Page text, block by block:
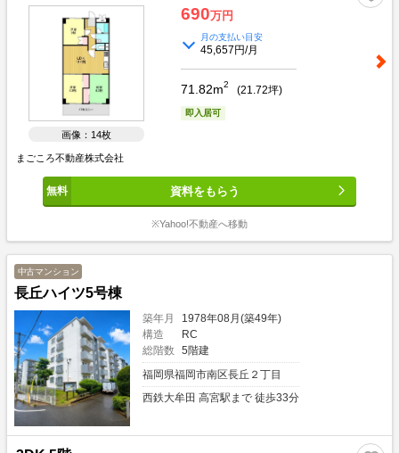
画像：14枚
690万円
月の支払い目安
45,657円/月
71.82m2 (21.72坪)
即入居可
まごころ不動産株式会社
資料をもらう
※Yahoo!不動産へ移動
中古マンション
長丘ハイツ5号棟
築年月
1978年08月(築49年)
構造
RC
総階数
5階建
福岡県福岡市南区長丘２丁目
西鉄大牟田 高宮駅まで 徒歩33分